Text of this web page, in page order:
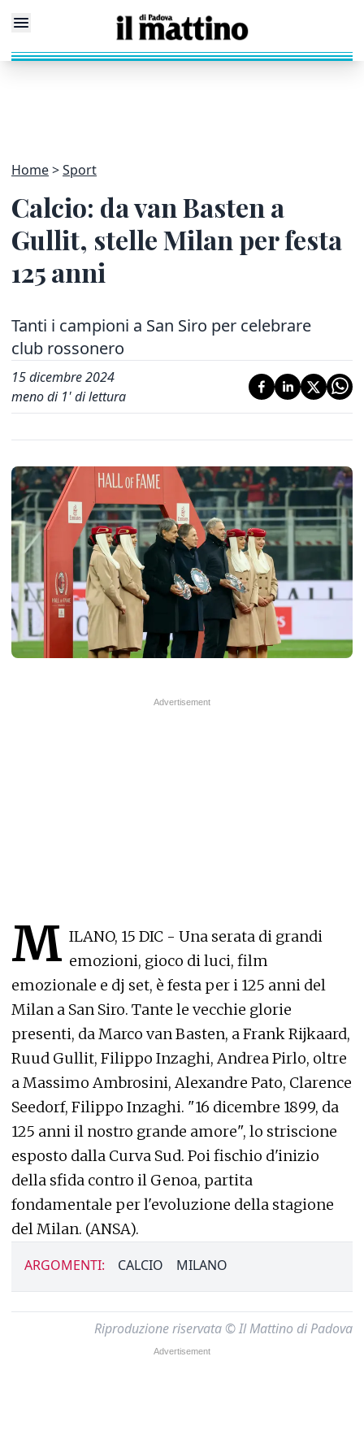
Home Sport
Calcio: da van Basten a
Gullit, stelle Milan per festa
125 anni
Tanti i campioni a San Siro per celebrare
club rossonero
15 dicembre 2024
meno di 1' di lettura
M ILANO, 15 DIC - Una serata di grandi
emozioni, gioco di luci, film
emozionale e dj set, è festa per i 125 anni del
Milan a San Siro. Tante le vecchie glorie
presenti, da Marco van Basten, a Frank Rijkaard,
Ruud Gullit, Filippo Inzaghi, Andrea Pirlo, oltre
a Massimo Ambrosini, Alexandre Pato, Clarence
Seedorf, Filippo Inzaghi. "16 dicembre 1899, da
125 anni il nostro grande amore", lo striscione
esposto dalla Curva Sud. Poi fischio d'inizio
della sfida contro il Genoa, partita
fondamentale per l'evoluzione della stagione
del Milan. (ANSA).
ARGOMENTI: CALCIO MILANO
Riproduzione riservata © Il Mattino di Padova